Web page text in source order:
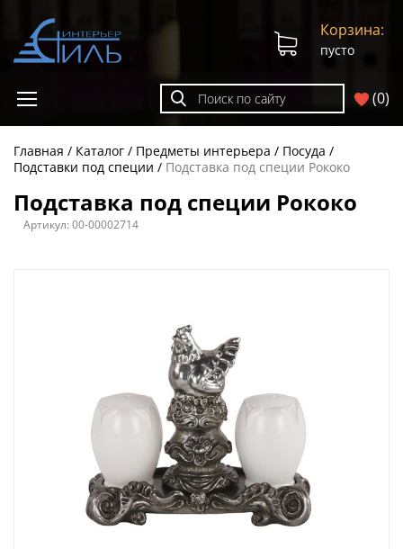
(0)
Корзина:
пусто
Главная Каталог Предметы интерьера
Посуда
Подставки под специи
Подставка под специи Рококо
Подставка под специи Рококо
Артикул:00-00002714